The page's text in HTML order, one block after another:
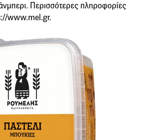
Περισσότερες πληροφορίες
www.mel.gr.